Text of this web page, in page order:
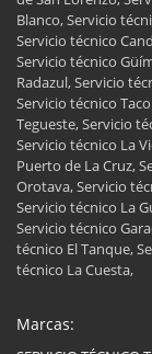
Blanco, Servicio
Servicio técnico
Servicio técnico
Radazul, Servicio
Servicio técnico
Tegueste, Servicio
Servicio técnico La
Puerto de La Cruz,
Orotava, Servicio
Servicio técnico La
Servicio técnico
técnico El Tanque,
técnico La Cuesta,
Marcas: